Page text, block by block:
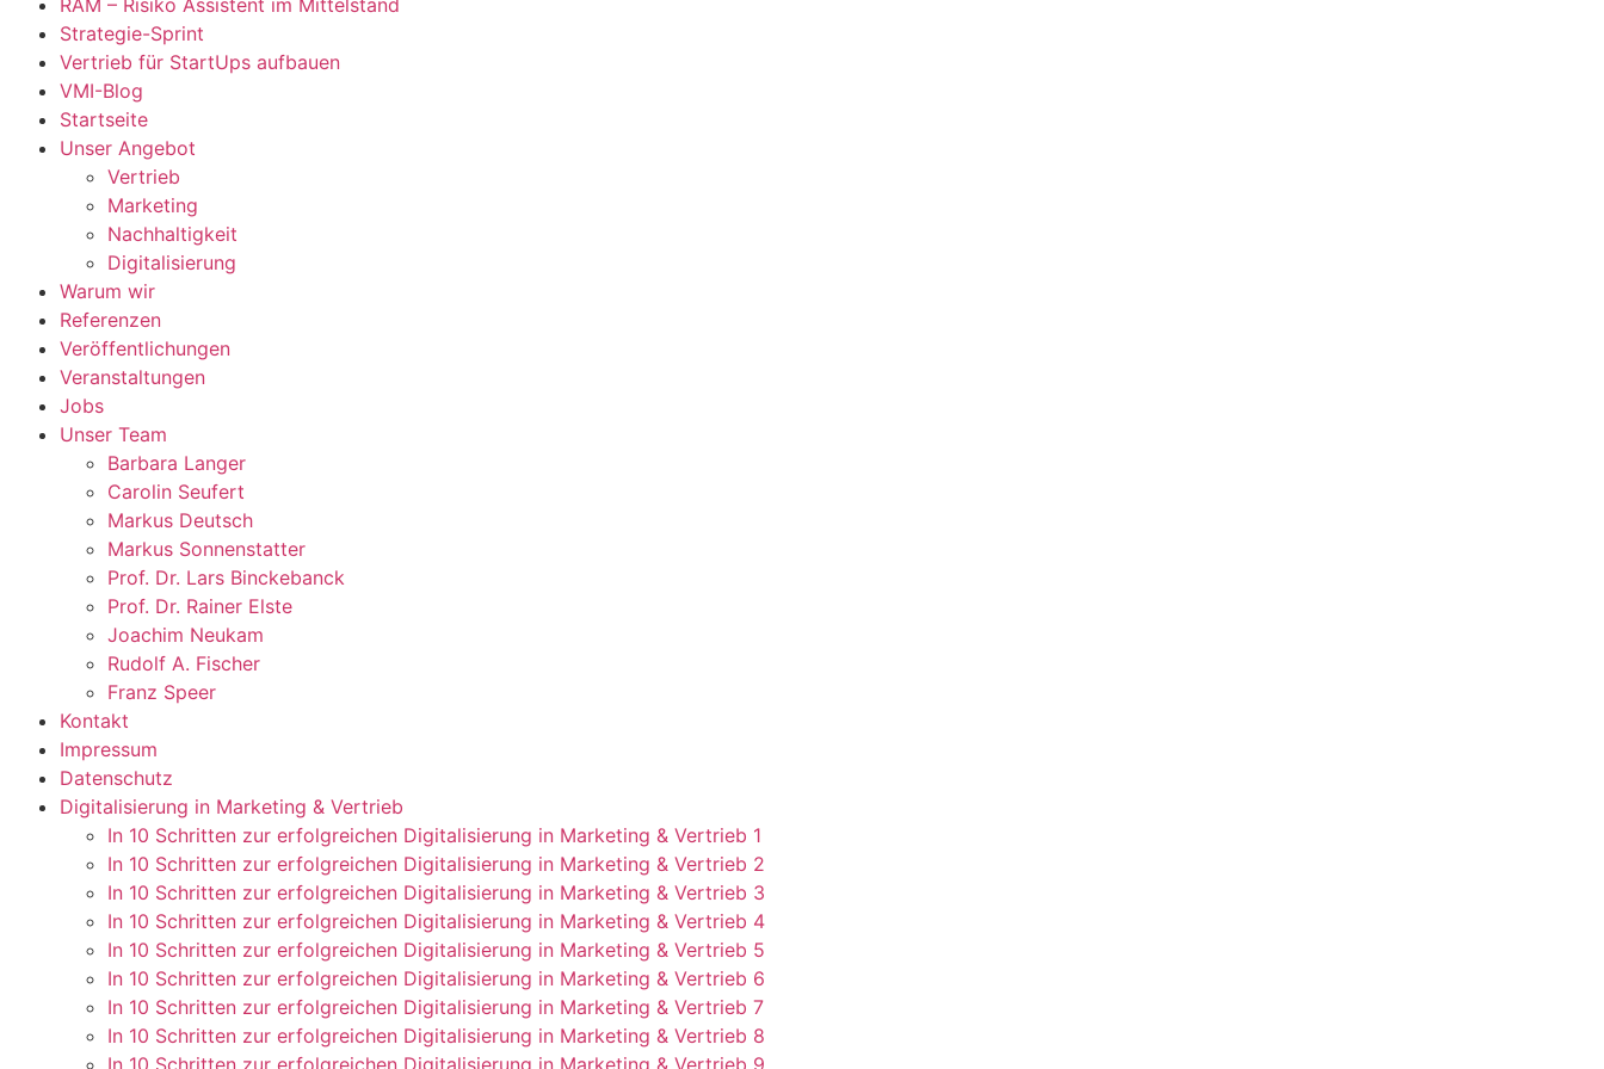
RAM – Risiko Assistent im Mittelstand
Strategie-Sprint
Vertrieb für StartUps aufbauen
VMI-Blog
Startseite
Unser Angebot
Vertrieb
Marketing
Nachhaltigkeit
Digitalisierung
Warum wir
Referenzen
Veröffentlichungen
Veranstaltungen
Jobs
Unser Team
Barbara Langer
Carolin Seufert
Markus Deutsch
Markus Sonnenstatter
Prof. Dr. Lars Binckebanck
Prof. Dr. Rainer Elste
Joachim Neukam
Rudolf A. Fischer
Franz Speer
Kontakt
Impressum
Datenschutz
Digitalisierung in Marketing & Vertrieb
In 10 Schritten zur erfolgreichen Digitalisierung in Marketing & Vertrieb 1
In 10 Schritten zur erfolgreichen Digitalisierung in Marketing & Vertrieb 2
In 10 Schritten zur erfolgreichen Digitalisierung in Marketing & Vertrieb 3
In 10 Schritten zur erfolgreichen Digitalisierung in Marketing & Vertrieb 4
In 10 Schritten zur erfolgreichen Digitalisierung in Marketing & Vertrieb 5
In 10 Schritten zur erfolgreichen Digitalisierung in Marketing & Vertrieb 6
In 10 Schritten zur erfolgreichen Digitalisierung in Marketing & Vertrieb 7
In 10 Schritten zur erfolgreichen Digitalisierung in Marketing & Vertrieb 8
In 10 Schritten zur erfolgreichen Digitalisierung in Marketing & Vertrieb 9